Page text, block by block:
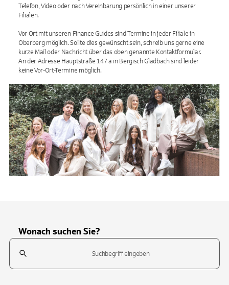
Telefon, Video oder nach Vereinbarung persönlich in einer unserer
Filialen.
Vor Ort mit unseren Finance Guides sind Termine in jeder Filiale in
Oberberg möglich. Sollte dies gewünscht sein, schreib uns gerne eine
kurze Mail oder Nachricht über das oben genannte Kontaktformular.
An der Adresse Hauptstraße 147 a in Bergisch Gladbach sind leider
keine Vor-Ort-Termine möglich.
Wonach suchen Sie?
Suchfeld